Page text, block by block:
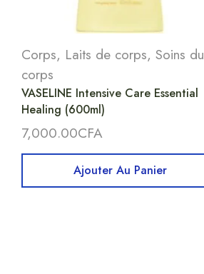
Corps, Laits de corps, Soins du
corps
VASELINE Intensive Care Essential
Healing (600ml)
7,000.00CFA
Ajouter Au Panier